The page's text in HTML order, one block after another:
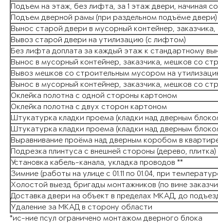
Подъем на этаж, без лифта, за 1 этаж двери, начиная
Подъем дверной рамы (при раздельном подъёме
Вынос старой двери в мусорный контейнер,
Вывоз старой двери на утилизацию (с лифтом)
Без лифта доплата за каждый этаж к стандартному
Вынос в мусорный контейнер, заказчика, мешков со
Вывоз мешков со строительным мусором на
Вынос в мусорный контейнер, заказчика, мешков со
Оклейка полотна с одной стороны картоном
Оклейка полотна с двух сторон картоном
Штукатурка кладки проема (кладки над дверным
Штукатурка кладки проема (кладки над дверным
Выравнивание проёма над дверным коробом в
Подрезка плинтуса с внешней стороны (дерево, плитка)
Установка кабель-канала, укладка проводов **
Зимние (работы на улице с 01.11 по 01.04, при
Холостой выезд бригады монтажников (по вине
Доставка двери на объект в пределах МКАД, до
Удаление за МКАД в сторону области
*ис-ние псул ограничено монтажом дверного блока